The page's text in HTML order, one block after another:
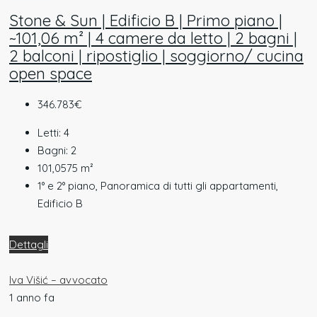
Stone & Sun | Edificio B | Primo piano |
~101,06 m² | 4 camere da letto | 2 bagni |
2 balconi | ripostiglio | soggiorno/ cucina
open space
346.783€
Letti: 4
Bagni: 2
101,0575 m²
1° e 2° piano, Panoramica di tutti gli appartamenti,
Edificio B
Dettagli
Iva Višić – avvocato
1 anno fa